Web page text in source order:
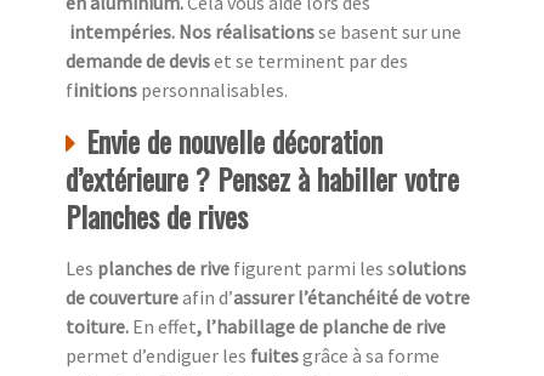
intempéries. Nos réalisationsse basent sur une
demande de deviset se terminent par des
finitions personnalisables.
Envie de nouvelle décoration
d’extérieure ? Pensez à habiller votre
Planches de rives
Les planches de rive figurent parmi les solutions
de couvertureafin d’assurer l’étanchéité de votre
toiture. En effet, l’habillage de planche de rive
permet d’endiguer les fuitesgrâce à sa forme